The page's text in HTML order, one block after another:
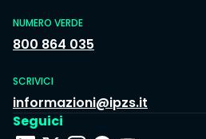
NUMERO VERDE
800 864 035
SCRIVICI
informazioni@ipzs.it
Seguici